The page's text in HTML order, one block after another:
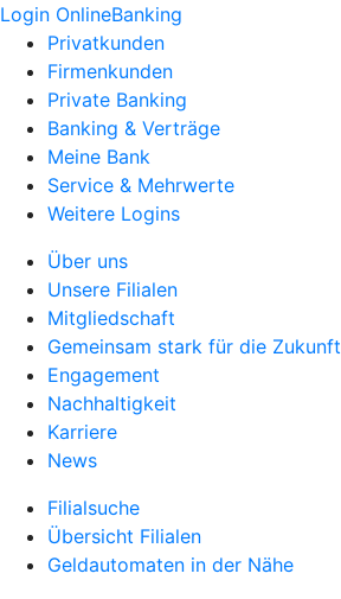
Login OnlineBanking
Privatkunden
Firmenkunden
Private Banking
Banking & Verträge
Meine Bank
Service & Mehrwerte
Weitere Logins
Über uns
Unsere Filialen
Mitgliedschaft
Gemeinsam stark für die Zukunft
Engagement
Nachhaltigkeit
Karriere
News
Filialsuche
Übersicht Filialen
Geldautomaten in der Nähe